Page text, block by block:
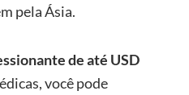
pela Ásia.
de até USD
você pode